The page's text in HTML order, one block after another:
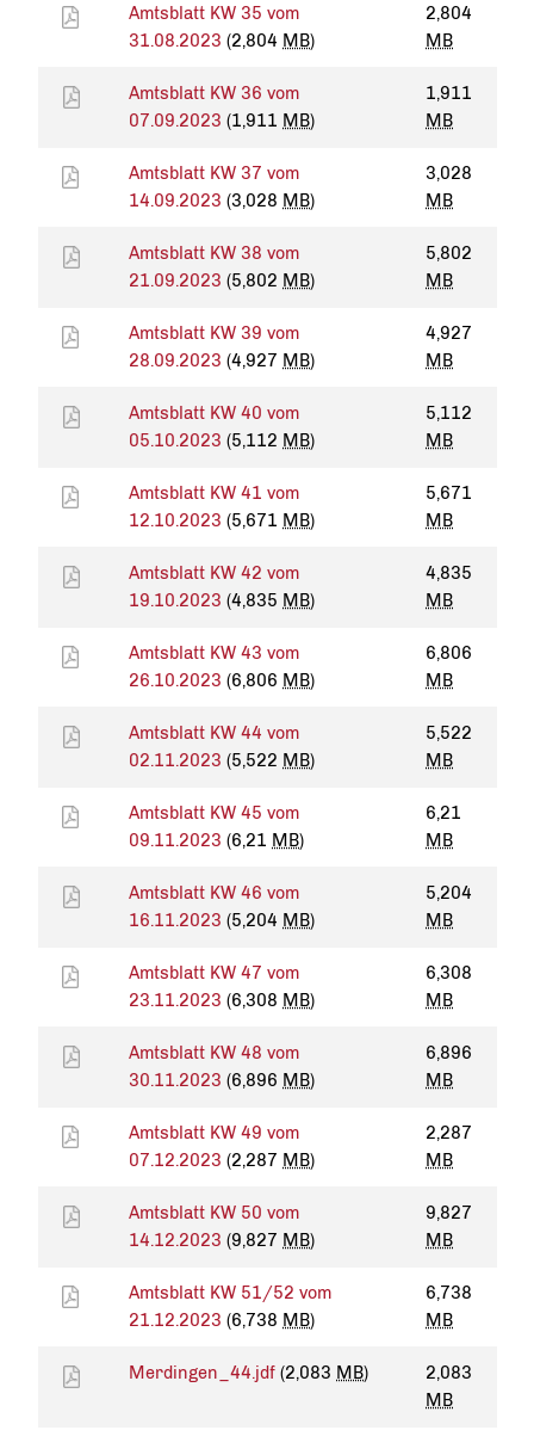
Amtsblatt KW 35 vom
31.08.2023 (2,804 MB)
2,804
MB
Amtsblatt KW 36 vom
07.09.2023 (1,911 MB)
1,911
MB
Amtsblatt KW 37 vom
14.09.2023 (3,028 MB)
3,028
MB
Amtsblatt KW 38 vom
21.09.2023 (5,802 MB)
5,802
MB
Amtsblatt KW 39 vom
28.09.2023 (4,927 MB)
4,927
MB
Amtsblatt KW 40 vom
05.10.2023 (5,112 MB)
5,112
MB
Amtsblatt KW 41 vom
12.10.2023 (5,671 MB)
5,671
MB
Amtsblatt KW 42 vom
19.10.2023 (4,835 MB)
4,835
MB
Amtsblatt KW 43 vom
26.10.2023 (6,806 MB)
6,806
MB
Amtsblatt KW 44 vom
02.11.2023 (5,522 MB)
5,522
MB
Amtsblatt KW 45 vom
09.11.2023 (6,21 MB)
6,21
MB
Amtsblatt KW 46 vom
16.11.2023 (5,204 MB)
5,204
MB
Amtsblatt KW 47 vom
23.11.2023 (6,308 MB)
6,308
MB
Amtsblatt KW 48 vom
30.11.2023 (6,896 MB)
6,896
MB
Amtsblatt KW 49 vom
07.12.2023 (2,287 MB)
2,287
MB
Amtsblatt KW 50 vom
14.12.2023 (9,827 MB)
9,827
MB
Amtsblatt KW 51/52 vom
21.12.2023 (6,738 MB)
6,738
MB
Merdingen_44.jdf (2,083 MB)
2,083
MB